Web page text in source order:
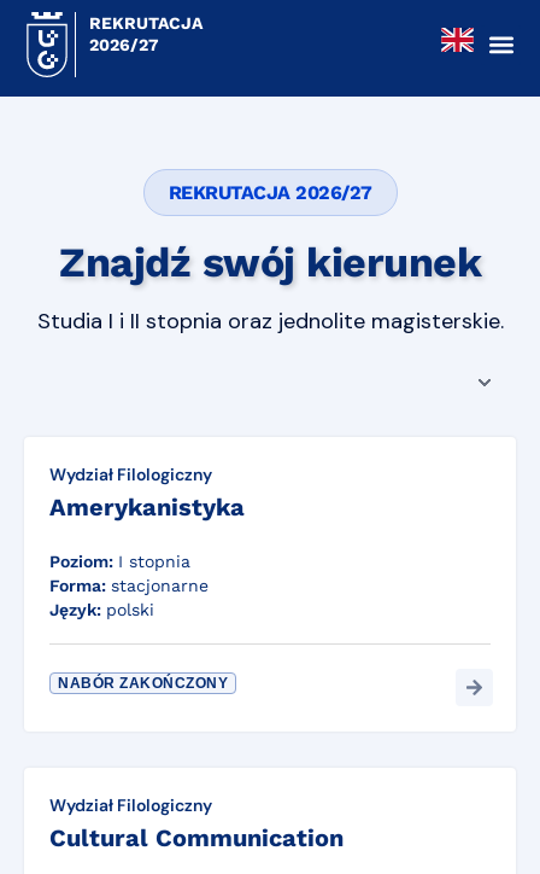
REKRUTACJA
2026/27
REKRUTACJA 2026/27
Znajdź swój kierunek
Studia I i II stopnia oraz jednolite magisterskie.
Wydział Filologiczny
Amerykanistyka
Poziom: I stopnia
Forma: stacjonarne
Język: polski
NABÓR ZAKOŃCZONY
Wydział Filologiczny
Cultural Communication